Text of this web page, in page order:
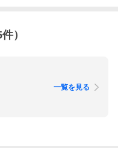
件）
一覧を見る